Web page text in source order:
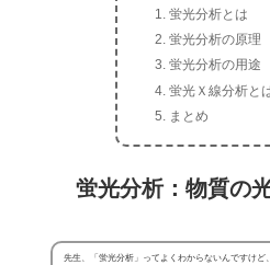
蛍光分析とは
蛍光分析の原理
蛍光分析の用途
蛍光Ｘ線分析と
まとめ
蛍光分析：物質の
先生、「蛍光分析」ってよくわからないんですけど